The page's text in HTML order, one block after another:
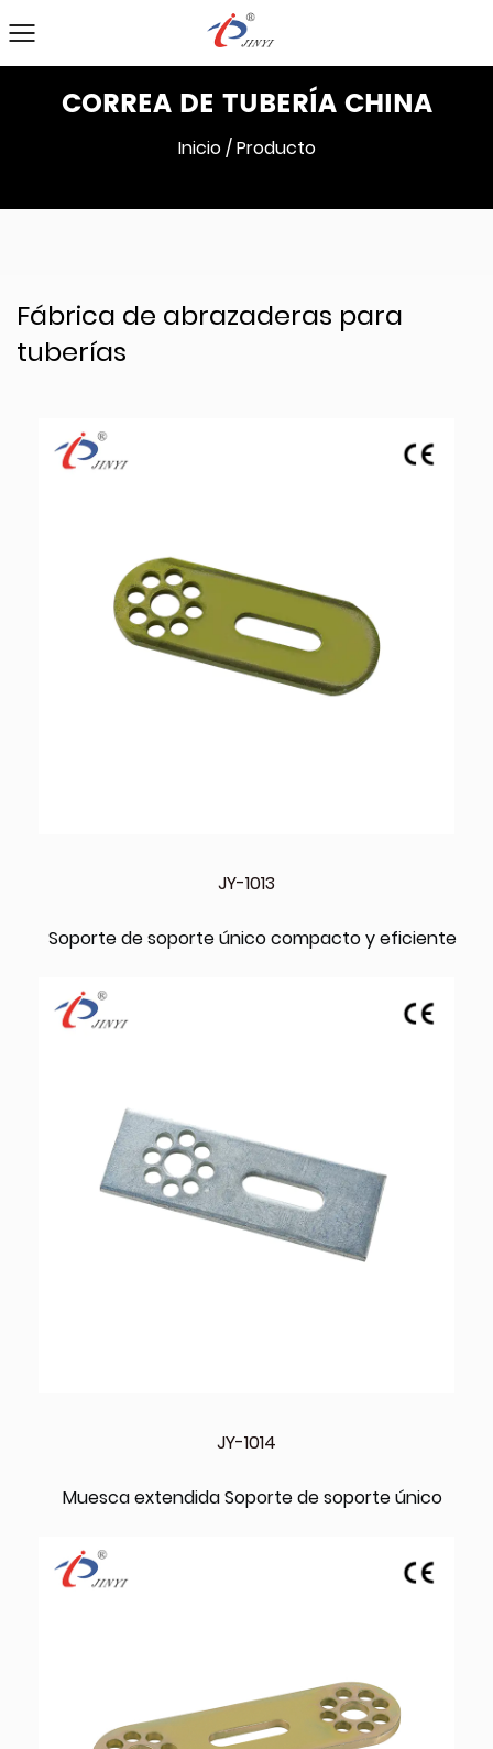
CORREA DE TUBERÍA CHINA
Inicio/Producto
Fábrica de abrazaderas para
tuberías
JY-1013
Soporte de soporte único compacto y eficiente
JY-1014
Muesca extendida Soporte de soporte único